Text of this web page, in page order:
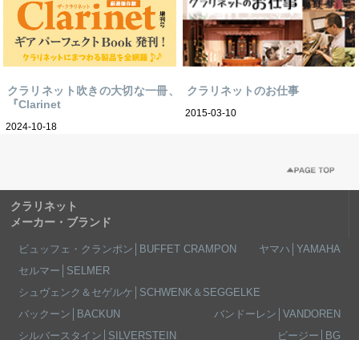
クラリネット吹きの大切な一冊、
『Clarinet
2024-10-18
クラリネットのお仕事
2015-03-10
クラリネット
メーカー・ブランド
ビュッフェ・クランポン│BUFFET CRAMPON
ヤマハ│YAMAHA
セルマー│SELMER
シュヴェンク＆セゲルケ│SCHWENK＆SEGGELKE
バックーン│BACKUN
バンドーレン│VANDOREN
シルバースタイン│SILVERSTEIN
ビージー│BG